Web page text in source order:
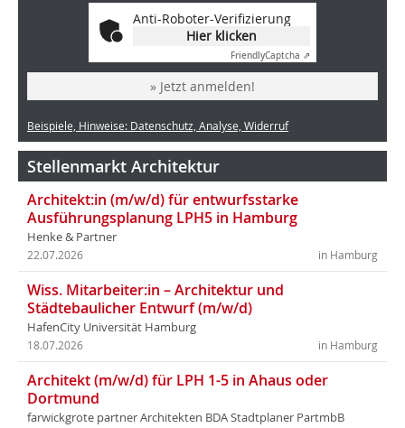
Anti-Roboter-Verifizierung
Hier klicken
FriendlyCaptcha ⇗
» Jetzt anmelden!
Beispiele, Hinweise: Datenschutz, Analyse, Widerruf
Stellenmarkt Architektur
Architekt:in (m/w/d) für entwurfsstarke
Ausführungsplanung LPH5 in Hamburg
Henke & Partner
in Hamburg
22.07.2026
Wiss. Mitarbeiter:in – Architektur und
Städtebaulicher Entwurf (m/w/d)
HafenCity Universität Hamburg
in Hamburg
18.07.2026
Architekt (m/w/d) für LPH 1-5 in Ahaus oder
Dortmund
farwickgrote partner Architekten BDA Stadtplaner PartmbB